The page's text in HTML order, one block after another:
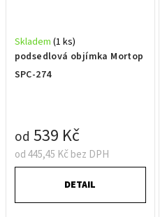
podsedlová objímka Mortop
SPC-274
Skladem (1 ks)
od 445,45 Kč bez DPH
od 539 Kč
DETAIL